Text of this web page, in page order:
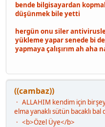
bende bilgisayardan
düşünmek bile yetti
hergün onu siler
yükleme yapar senede bi
yapmaya çalışırım ah aha
((cambaz))
ALLAHIM kendim için
elma yanaklı sütün bacaklı
<b>Özel Üye</b>